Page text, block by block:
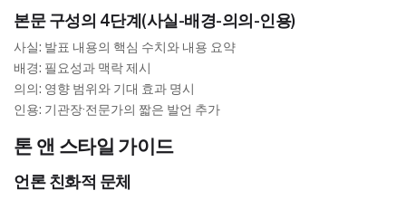
본문 구성의 4단계(사실-배경-의의-인용)
사실: 발표 내용의 핵심 수치와 내용 요약
배경: 필요성과 맥락 제시
의의: 영향 범위와 기대 효과 명시
인용: 기관장·전문가의 짧은 발언 추가
톤 앤 스타일 가이드
언론 친화적 문체